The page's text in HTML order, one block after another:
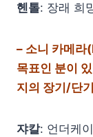
헨톨: 장래 희
– 소니 카메라
목표인 분이
지의 장기/단
쟈칼: 언더케